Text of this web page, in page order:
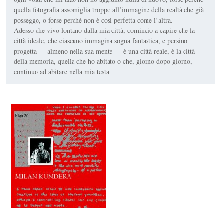
quella fotografia assomiglia troppo all’immagine della realtà che già
posseggo, o forse perché non è così perfetta come l’altra.
Adesso che vivo lontano dalla mia città, comincio a capire che la
città ideale, che ciascuno immagina sogna fantastica, e persino
progetta — almeno nella sua mente — è una città reale, è la città
della memoria, quella che ho abitato o che, giorno dopo giorno,
continuo ad abitare nella mia testa.